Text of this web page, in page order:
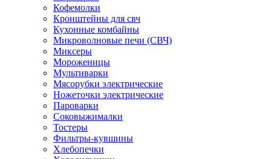
Кофемолки
Кронштейны для свч
Кухонные комбайны
Микроволновые печи (СВЧ)
Миксеры
Мороженицы
Мультиварки
Мясорубки электрические
Ножеточки электрические
Пароварки
Соковыжималки
Тостеры
Фильтры-кувшины
Хлебопечки